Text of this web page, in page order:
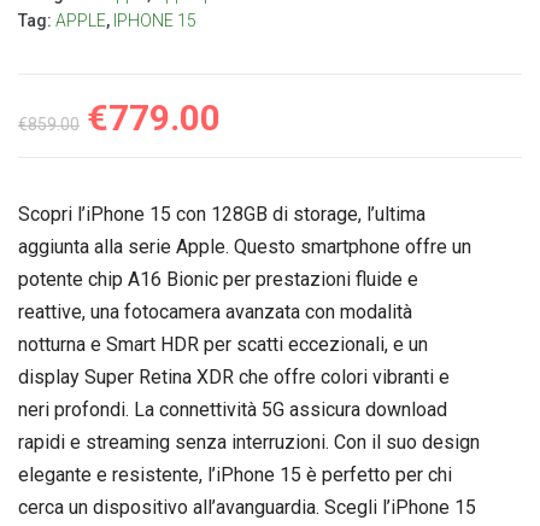
Tag: APPLE, IPHONE 15
€859.00 €779.00
Scopri l’iPhone 15 con 128GB di storage, l’ultima
aggiunta alla serie Apple. Questo smartphone offre un
potente chip A16 Bionic per prestazioni fluide e
reattive, una fotocamera avanzata con modalità
notturna e Smart HDR per scatti eccezionali, e un
display Super Retina XDR che offre colori vibranti e
neri profondi. La connettività 5G assicura download
rapidi e streaming senza interruzioni. Con il suo design
elegante e resistente, l’iPhone 15 è perfetto per chi
cerca un dispositivo all’avanguardia. Scegli l’iPhone 15